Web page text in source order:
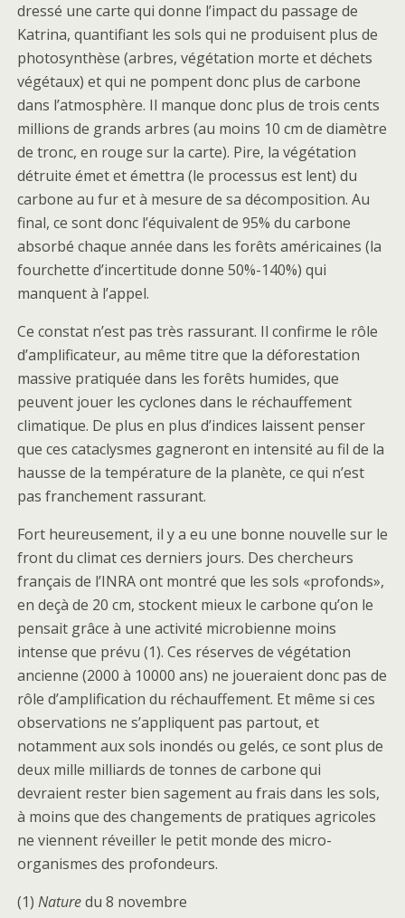
dressé une carte qui donne l’impact du passage de
Katrina, quantifiant les sols qui ne produisent plus de
photosynthèse (arbres, végétation morte et déchets
végétaux) et qui ne pompent donc plus de carbone
dans l’atmosphère. Il manque donc plus de trois cents
millions de grands arbres (au moins 10 cm de diamètre
de tronc, en rouge sur la carte). Pire, la végétation
détruite émet et émettra (le processus est lent) du
carbone au fur et à mesure de sa décomposition. Au
final, ce sont donc l’équivalent de 95% du carbone
absorbé chaque année dans les forêts américaines (la
fourchette d’incertitude donne 50%-140%) qui
manquent à l’appel.
Ce constat n’est pas très rassurant. Il confirme le rôle
d’amplificateur, au même titre que la déforestation
massive pratiquée dans les forêts humides, que
peuvent jouer les cyclones dans le réchauffement
climatique. De plus en plus d’indices laissent penser
que ces cataclysmes gagneront en intensité au fil de la
hausse de la température de la planète, ce qui n’est
pas franchement rassurant.
Fort heureusement, il y a eu une bonne nouvelle sur le
front du climat ces derniers jours. Des chercheurs
français de l’INRA ont montré que les sols «profonds»,
en deçà de 20 cm, stockent mieux le carbone qu’on le
pensait grâce à une activité microbienne moins
intense que prévu (1). Ces réserves de végétation
ancienne (2000 à 10000 ans) ne joueraient donc pas de
rôle d’amplification du réchauffement. Et même si ces
observations ne s’appliquent pas partout, et
notamment aux sols inondés ou gelés, ce sont plus de
deux mille milliards de tonnes de carbone qui
devraient rester bien sagement au frais dans les sols,
à moins que des changements de pratiques agricoles
ne viennent réveiller le petit monde des micro-
organismes des profondeurs.
(1) Naturedu 8 novembre